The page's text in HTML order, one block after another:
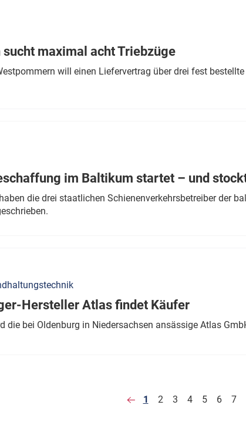
maximal acht Triebzüge
will einen Liefervertrag über drei fest
im Baltikum startet – und
die drei staatlichen Schienenverkehrsbetreiber der
Hersteller Atlas findet Käufer
die bei Oldenburg in Niedersachsen ansässige Atlas
1 2 3 4 5 6 7